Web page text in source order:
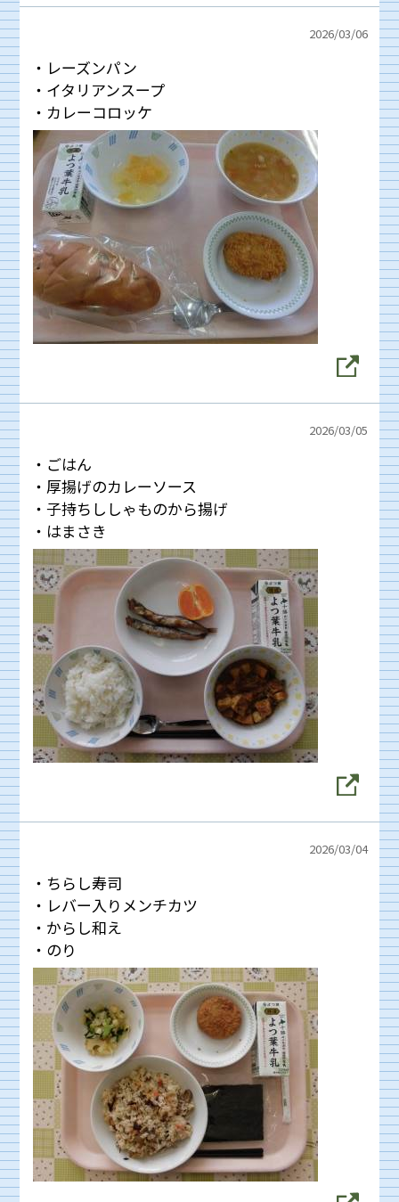
2026/03/06
・レーズンパン
・イタリアンスープ
・カレーコロッケ
2026/03/05
・ごはん
・厚揚げのカレーソース
・子持ちししゃものから揚げ
・はまさき
2026/03/04
・ちらし寿司
・レバー入りメンチカツ
・からし和え
・のり